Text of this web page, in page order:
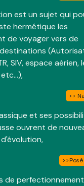
est un sujet qui
hermétique les
de voyager vers de
SIV, espace aérien,
>>
et ses
ouvrent de
de